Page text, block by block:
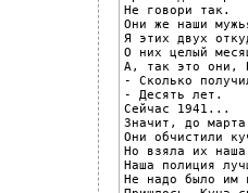
Не говори так.
Они же наши
Я этих двух
О них целый
А, так это они,
- Сколько
- Десять лет.
Сейчас 1941...
Значит, до
Они обчистили
Но взяла их
Наша полиция
Не надо было им